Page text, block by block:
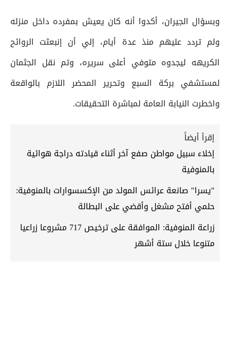
وبسؤال الجيران، أكدوا أنه كان يعيش بمفرده داخل منزله
ولم تردد عليهم منذ عدة أيام، إلي أن إنبعثت الروائح
الكريهه ليجدوه متوفي أعلى سريره، وتم نقل الجثمان
لمستشفي بركة السبع وتحرير المحضر اللازم بالواقعة
واخطرت النيابة العامة لمباشرة التحقيقات.
إقرأ أيضاً
إخلاء سبيل مواطن صفع آخر أثناء قيادته دراجة هوائية
بالمنوفية
"يسرا" صانعة عرائس المولد من الإكسسوارات بالمنوفية:
حلمي أفتح مشغل وأقضي على البطالة
زراعة المنوفية: الموافقة على ترخيص 717 مشروعا زراعيا
متنوعا خلال ستة أشهر